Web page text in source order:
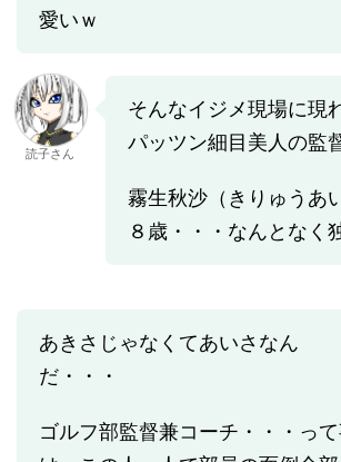
愛いｗ
読子さん
そんなイジメ現場に現
パッツン細目美人の監
霧生秋沙（きりゅうあ
８歳・・・なんとなく
あきさじゃなくてあいさなん
だ・・・
ゴルフ部監督兼コーチ・・・っ